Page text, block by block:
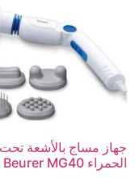
جهاز مساج بالأشعة تحت
الحمراء Beurer MG40